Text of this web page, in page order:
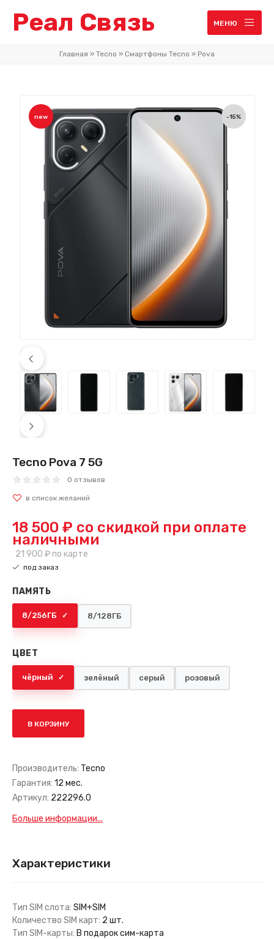
Реал Связь МЕНЮ
Главная » Tecno » Смартфоны Tecno » Pova
-15%
new
Tecno Pova 7 5G
0 отзывов
18 500 ₽ со скидкой при оплате
наличными
21 900 ₽ по карте
под заказ
ПАМЯТЬ
8/256ГБ 8/128ГБ
ЦВЕТ
чёрный зелёный серый розовый
В КОРЗИНУ
Производитель: Tecno
Гарантия: 12 мес.
Артикул: 222296.0
Больше информации...
Характеристики
Тип SIM слота: SIM+SIM
Количество SIM карт: 2 шт.
Тип SIM-карты: В подарок сим-карта